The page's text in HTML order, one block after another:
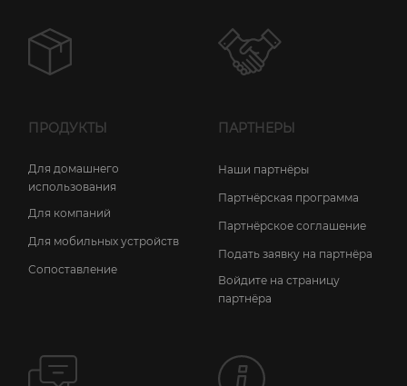
ПРОДУКТЫ
Для домашнего
использования
Для компаний
Для мобильных устройств
Сопоставление
ПАРТНЕРЫ
Наши партнёры
Партнёрская программа
Партнёрское соглашение
Подать заявку на партнёра
Войдите на страницу
партнёра